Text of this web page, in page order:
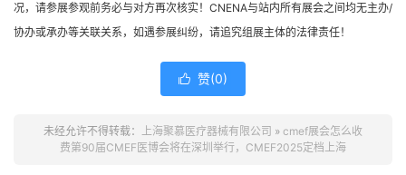
况，请参展参观前务必与对方再次核实！CNENA与站内所有展会之间均无主办/
协办或承办等关联关系，如遇参展纠纷，请追究组展主体的法律责任！
 赞(0)
未经允许不得转载： 上海聚慕医疗器械有限公司 » cmef展会怎么收
费第90届CMEF医博会将在深圳举行，CMEF2025定档上海